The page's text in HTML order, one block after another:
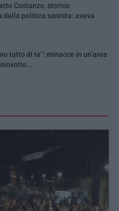
Costanzo, storico
della politica sannita: aveva
tutto di te”: minacce in un’area